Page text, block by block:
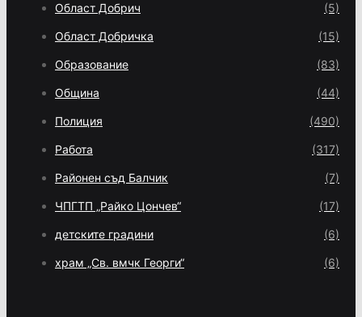
Област Добрич (5)
Област Добричка (15)
Образование (83)
Община (44)
Полиция (490)
Работа (317)
Районен съд Балчик (7)
ЧПГТП „Райко Цончев“ (17)
детските градини (6)
храм „Св. вмчк Георги“ (6)